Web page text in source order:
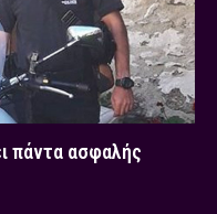
πάντα ασφαλής